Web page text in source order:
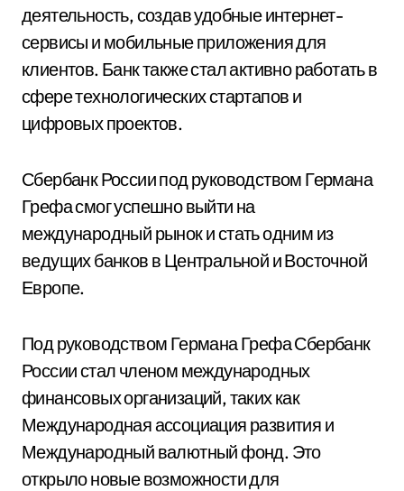
деятельность, создав удобные интернет-
сервисы и мобильные приложения для
клиентов. Банк также стал активно работать в
сфере технологических стартапов и
цифровых проектов.
Сбербанк России под руководством Германа
Грефа смог успешно выйти на
международный рынок и стать одним из
ведущих банков в Центральной и Восточной
Европе.
Под руководством Германа Грефа Сбербанк
России стал членом международных
финансовых организаций, таких как
Международная ассоциация развития и
Международный валютный фонд. Это
открыло новые возможности для